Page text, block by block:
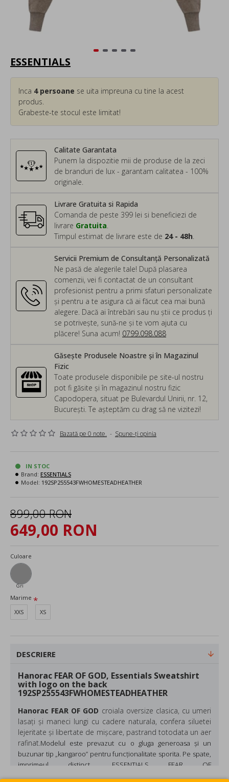
ESSENTIALS
Calitate Garantata
Punem la dispozitie mii de produse de la zeci
de branduri de lux - garantam calitatea - 100%
originale.
Inca 4persoane se uita impreuna cu tine la acest
produs.
Grabeste-te stocul este limitat!
Servicii Premium de Consultanță Personalizată
Ne pasă de alegerile tale! După plasarea
comenzii, vei fi contactat de un consultant
profesionist pentru a primi sfaturi personalizate
și pentru a te asigura că ai făcut cea mai bună
alegere. Dacă ai întrebări sau nu știi ce produs ți
se potrivește, sună-ne și te vom ajuta cu
plăcere! Suna acum! 0799.098.088
Livrare Gratuita si Rapida
Comanda de peste 399 lei si beneficiezi de
livrare Gratuita
Timpul estimat de livrare este de 24 - 48h
Găsește Produsele Noastre și în Magazinul
Fizic
Toate produsele disponibile pe site-ul nostru
pot fi găsite și în magazinul nostru fizic
Capodopera, situat pe Bulevardul Unirii, nr. 12,
București. Te așteptăm cu drag să ne vizitezi!
Bazată pe 0 note. - Spune-ţi opinia
649,00 RON
899,00 RON
IN STOC
Brand: ESSENTIALS
Model: 192SP255543FWHOMESTEADHEATHER
Culoare
Gri
Marime
XXS
XS
DESCRIERE
Hanorac FEAR OF GOD, Essentials Sweatshirt
with logo on the back
192SP255543FWHOMESTEADHEATHER
Hanorac FEAR OF GOD croiala oversize clasica, cu umeri
lasați și maneci lungi cu cadere naturala, confera siluetei
lejeritate și libertate de mișcare, pastrand totodata un aer
rafinat. Modelul este prevazut cu o gluga generoasa și un
buzunar tip „kangaroo” pentru funcționalitate sporita. Pe spate,
imprimeul distinct
„ESSENTIALS FEAR OF